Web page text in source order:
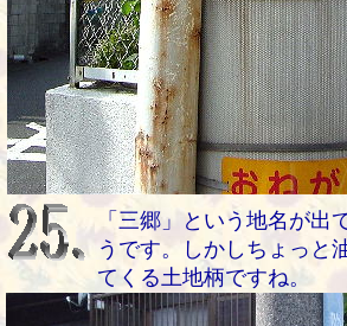
「三郷」という地名が
うです。しかしちょっと
てくる土地柄ですね。